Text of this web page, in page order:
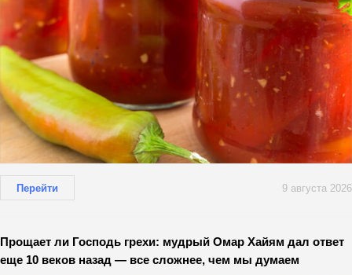
Перейти 9 августа 2026
Прощает ли Господь грехи: мудрый Омар Хайям дал ответ
еще 10 веков назад — все сложнее, чем мы думаем